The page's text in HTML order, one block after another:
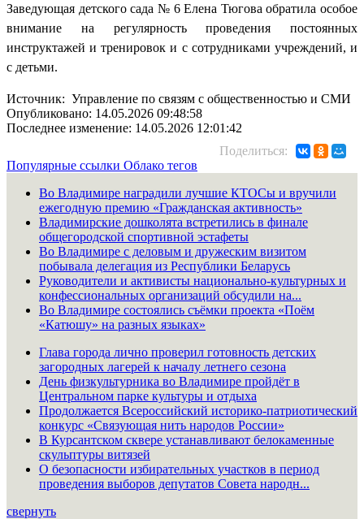
Заведующая детского сада № 6 Елена Тюгова обратила особое
внимание на регулярность проведения постоянных
инструктажей и тренировок и с сотрудниками учреждений, и
с детьми.
Источник: Управление по связям с общественностью и СМИ
Опубликовано: 14.05.2026 09:48:58
Последнее изменение: 14.05.2026 12:01:42
Поделиться:
Популярные ссылки Облако тегов
Во Владимире наградили лучшие КТОСы и вручили
ежегодную премию «Гражданская активность»
Владимирские дошколята встретились в финале
общегородской спортивной эстафеты
Во Владимире с деловым и дружеским визитом
побывала делегация из Республики Беларусь
Руководители и активисты национально-культурных и
конфессиональных организаций обсудили на...
Во Владимире состоялись съёмки проекта «Поём
«Катюшу» на разных языках»
Глава города лично проверил готовность детских
загородных лагерей к началу летнего сезона
День физкультурника во Владимире пройдёт в
Центральном парке культуры и отдыха
Продолжается Всероссийский историко-патриотический
конкурс «Связующая нить народов России»
В Курсантском сквере устанавливают белокаменные
скульптуры витязей
О безопасности избирательных участков в период
проведения выборов депутатов Совета народн...
свернуть